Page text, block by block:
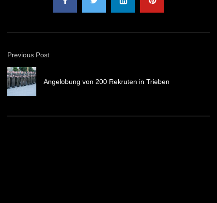
Previous Post
Angelobung von 200 Rekruten in Trieben